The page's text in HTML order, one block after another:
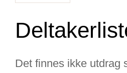
Det finnes ikke utdrag